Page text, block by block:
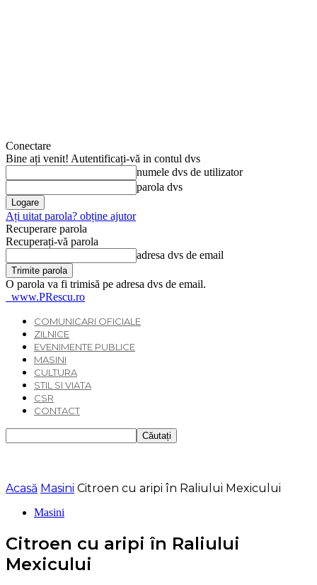
Conectare
Bine ați venit! Autentificați-vă in contul dvs
numele dvs de utilizator
parola dvs
Ați uitat parola? obține ajutor
Recuperare parola
Recuperați-vă parola
adresa dvs de email
O parola va fi trimisă pe adresa dvs de email.
www.PRescu.ro
COMUNICARI OFICIALE
ZILNICE
EVENIMENTE PUBLICE
MASINI
CULTURA
STIL SI VIATA
CSR
CONTACT
Acasă Masini Citroen cu aripi în Raliului Mexicului
Masini
Citroen cu aripi în Raliului
Mexicului